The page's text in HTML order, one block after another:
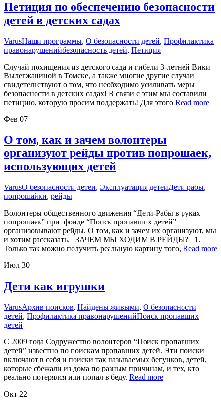
Петиция по обеспечению безопасности
детей в детских садах
VarusНаши программы, О безопасности детей, Профилактика
правонарушенийбезопасность детей, Петиция
Случай похищения из детского сада и гибели 3-летней Вики
Вылегжаниной в Томске, а также многие другие случаи
свидетельствуют о том, что необходимо усиливать меры
безопасности в детских садах! В связи с этим мы составили
петицию, которую просим поддержать! Для этого Read more
Фев 07
О том, как и зачем волонтеры
организуют рейды против попрошаек,
использующих детей
VarusО безопасности детей, Эксплуатация детейДети рабы,
попрошайки, рейды
Волонтеры общественного движения “Дети-Рабы в руках
попрошаек” при фонде “Поиск пропавших детей”
организовывают рейды. О том, как и зачем их организуют, мы
и хотим рассказать. ЗАЧЕМ МЫ ХОДИМ В РЕЙДЫ? 1.
Только так можно получить реальную картину того, Read more
Июл 30
Дети как игрушки
VarusАрхив поисков, Найдены живыми, О безопасности
детей, Профилактика правонарушенийПоиск пропавших
детей
С 2009 года Содружество волонтеров “Поиск пропавших
детей” известно по поискам пропавших детей. Эти поиски
включают в себя и поиски так называемых бегунков, детей,
которые сбежали из дома по разным причинам, и тех, кто
реально потерялся или попал в беду. Read more
Окт 22